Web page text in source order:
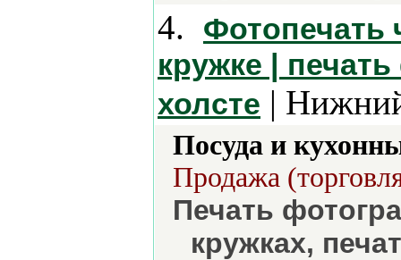
4.
Фотопечать
кружке |
холсте |
Посуда и
Продажа
Печать
кружках,